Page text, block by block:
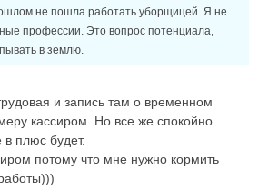
не пошла работать уборщицей. Я не
профессии. Это вопрос потенциала,
в землю.
и запись там о временном
кассиром. Но все же спокойно
плюс будет.
потому что мне нужно кормить